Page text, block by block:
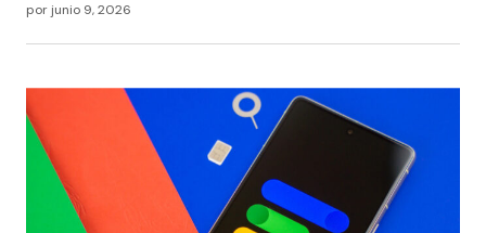
por junio 9, 2026